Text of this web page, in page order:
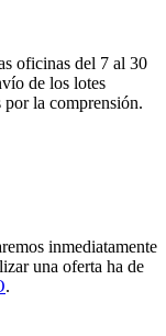
oficinas del 7 al 30
de los lotes
por la comprensión.
inmediatamente
una oferta ha de
.